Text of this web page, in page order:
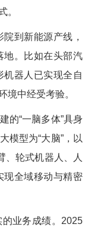
。
到新能源产线，
地。比如在头部汽
器人已实现全自
境中经受考验。
的“一脑多体”具身
型为“大脑”，以
、轮式机器人、人
现全域移动与精密
业务成绩。2025